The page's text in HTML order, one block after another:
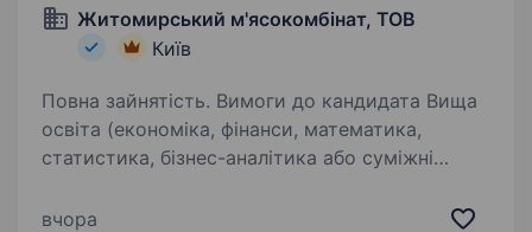
Житомирський м'ясокомбінат, ТОВ
Київ
Повна зайнятість. Вимоги до кандидата Вища
освіта (економіка, фінанси, математика,
статистика, бізнес-аналітика або суміжні
даних, бізнес-аналітиком або аналітиком
вчора